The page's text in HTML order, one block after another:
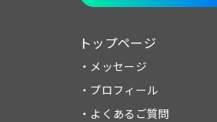
トップページ
・メッセージ
・プロフィール
・よくあるご質問